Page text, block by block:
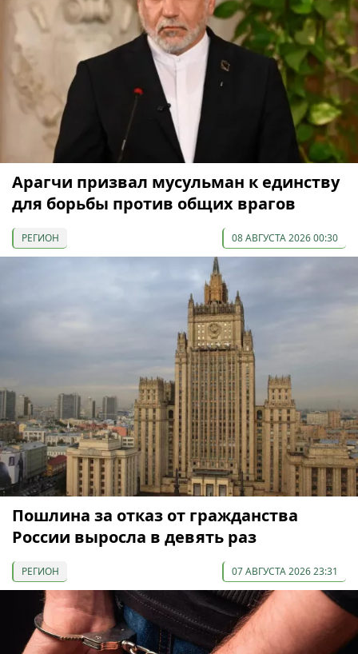
Арагчи призвал мусульман к единству
для борьбы против общих врагов
РЕГИОН 08 АВГУСТА 2026 00:30
Пошлина за отказ от гражданства
России выросла в девять раз
РЕГИОН 07 АВГУСТА 2026 23:31